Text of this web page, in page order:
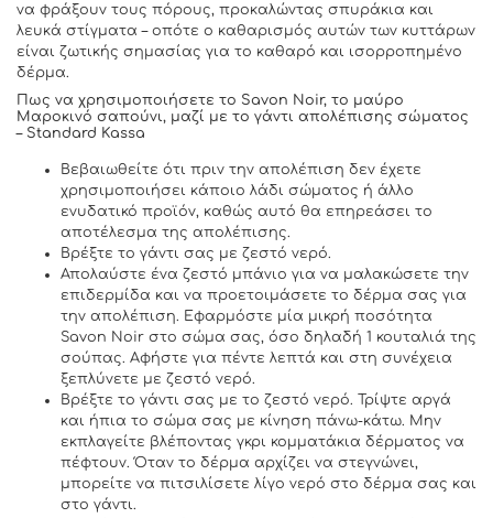
να φράξουν τους πόρους, προκαλώντας σπυράκια και
λευκά στίγματα – οπότε ο καθαρισμός αυτών των κυττάρων
είναι ζωτικής σημασίας για το καθαρό και ισορροπημένο
δέρμα.
Πως να χρησιμοποιήσετε το Savon Noir, το μαύρο
Μαροκινό σαπούνι, μαζί με το γάντι απολέπισης σώματος
– Standard Κassa
Βεβαιωθείτε ότι πριν την απολέπιση δεν έχετε
χρησιμοποιήσει κάποιο λάδι σώματος ή άλλο
ενυδατικό προϊόν, καθώς αυτό θα επηρεάσει το
αποτέλεσμα της απολέπισης.
Βρέξτε το γάντι σας με ζεστό νερό.
Απολαύστε ένα ζεστό μπάνιο για να μαλακώσετε την
επιδερμίδα και να προετοιμάσετε το δέρμα σας για
την απολέπιση. Εφαρμόστε μία μικρή ποσότητα
Savon Noir στο σώμα σας, όσο δηλαδή 1 κουταλιά της
σούπας. Αφήστε για πέντε λεπτά και στη συνέχεια
ξεπλύνετε με ζεστό νερό.
Βρέξτε το γάντι σας με το ζεστό νερό. Τρίψτε αργά
και ήπια το σώμα σας με κίνηση πάνω-κάτω. Μην
εκπλαγείτε βλέποντας γκρι κομματάκια δέρματος να
πέφτουν. Όταν το δέρμα αρχίζει να στεγνώνει,
μπορείτε να πιτσιλίσετε λίγο νερό στο δέρμα σας και
στο γάντι.